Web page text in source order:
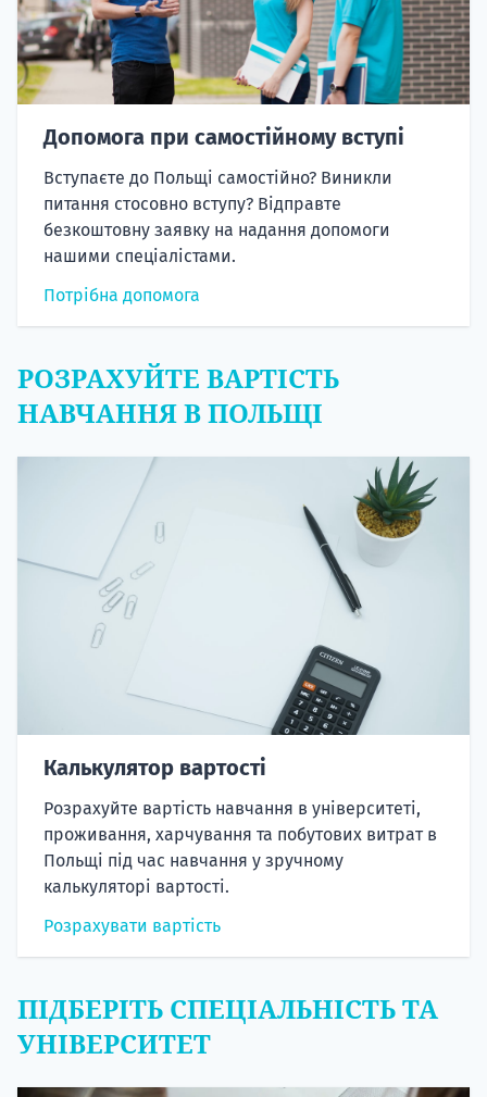
Допомога при самостійному вступі
Вступаєте до Польщі самостійно? Виникли
питання стосовно вступу? Відправте
безкоштовну заявку на надання допомоги
нашими спеціалістами.
Потрібна допомога
РОЗРАХУЙТЕ ВАРТІСТЬ
НАВЧАННЯ В ПОЛЬЩІ
Калькулятор вартості
Розрахуйте вартість навчання в університеті,
проживання, харчування та побутових витрат в
Польщі під час навчання у зручному
калькуляторі вартості.
Розрахувати вартість
ПІДБЕРІТЬ СПЕЦІАЛЬНІСТЬ ТА
УНІВЕРСИТЕТ